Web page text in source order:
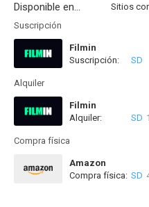
Disponible en...
Suscripción
Filmin
Disponible hasta el
Suscripción: SD
Alquiler
Filmin
Disponible hasta el
Alquiler: SD
Compra física
Amazon
Compra física: SD